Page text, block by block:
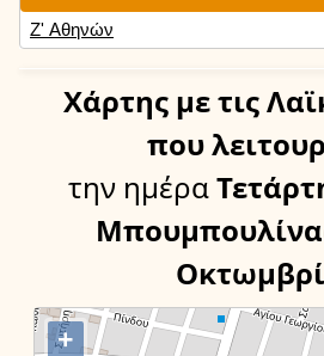
Ζ' Αθηνών
Χάρτης με τις
που
την ημέρα
+